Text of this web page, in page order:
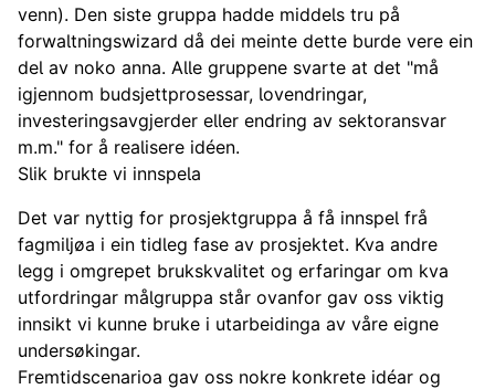
venn). Den siste gruppa hadde middels tru på
forwaltningswizard då dei meinte dette burde vere ein
del av noko anna. Alle gruppene svarte at det "må
igjennom budsjettprosessar, lovendringar,
investeringsavgjerder eller endring av sektoransvar
m.m." for å realisere idéen.
Slik brukte vi innspela
Det var nyttig for prosjektgruppa å få innspel frå
fagmiljøa i ein tidleg fase av prosjektet. Kva andre
legg i omgrepet brukskvalitet og erfaringar om kva
utfordringar målgruppa står ovanfor gav oss viktig
innsikt vi kunne bruke i utarbeidinga av våre eigne
undersøkingar.
Fremtidscenarioa gav oss nokre konkrete idéar og